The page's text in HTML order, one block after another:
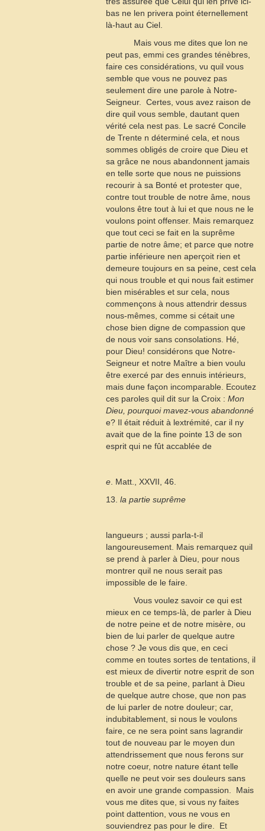
bas ne len privera point éternellement
là-haut au Ciel.
Mais vous me dites que lon ne
peut pas, emmi ces grandes ténèbres,
faire ces considérations, vu quil vous
semble que vous ne pouvez pas
seulement dire une parole à Notre-
Seigneur.  Certes, vous avez raison de
dire quil vous semble, dautant quen
vérité cela nest pas. Le sacré Concile
de Trente n déterminé cela, et nous
sommes obligés de croire que Dieu et
sa grâce ne nous abandonnent jamais
en telle sorte que nous ne puissions
recourir à sa Bonté et protester que,
contre tout trouble de notre âme, nous
voulons être tout à lui et que nous ne le
voulons point offenser. Mais remarquez
que tout ceci se fait en la suprême
partie de notre âme; et parce que notre
partie inférieure nen aperçoit rien et
demeure toujours en sa peine, cest cela
qui nous trouble et qui nous fait estimer
bien misérables et sur cela, nous
commençons à nous attendrir dessus
nous-mêmes, comme si cétait une
chose bien digne de compassion que
de nous voir sans consolations. Hé,
pour Dieu! considérons que Notre-
Seigneur et notre Maître a bien voulu
être exercé par des ennuis intérieurs,
mais dune façon incomparable. Ecoutez
ces paroles quil dit sur la Croix : Mon
Dieu, pourquoi mavez-vous abandonné
e? Il était réduit à lextrémité, car il ny
avait que de la fine pointe 13 de son
esprit qui ne fût accablée de
e . Matt., XXVII, 46.
13. la partie suprême
langueurs ; aussi parla-t-il
langoureusement. Mais remarquez quil
se prend à parler à Dieu, pour nous
montrer quil ne nous serait pas
impossible de le faire.
Vous voulez savoir ce qui est
mieux en ce temps-là, de parler à Dieu
de notre peine et de notre misère, ou
bien de lui parler de quelque autre
chose ? Je vous dis que, en ceci
comme en toutes sortes de tentations, il
est mieux de divertir notre esprit de son
trouble et de sa peine, parlant à Dieu
de quelque autre chose, que non pas
de lui parler de notre douleur; car,
indubitablement, si nous le voulons
faire, ce ne sera point sans lagrandir
tout de nouveau par le moyen dun
attendrissement que nous ferons sur
notre coeur, notre nature étant telle
quelle ne peut voir ses douleurs sans
en avoir une grande compassion.  Mais
vous me dites que, si vous ny faites
point dattention, vous ne vous en
souviendrez pas pour le dire.  Et